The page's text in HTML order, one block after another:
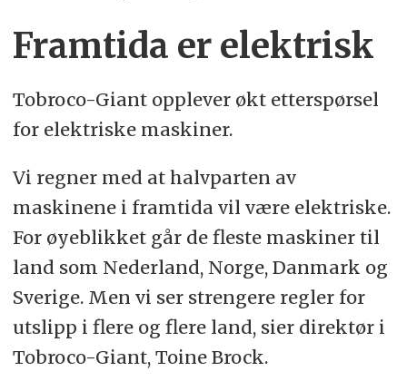
Framtida er elektrisk
Tobroco-Giant opplever økt etterspørsel
for elektriske maskiner.
Vi regner med at halvparten av
maskinene i framtida vil være elektriske.
For øyeblikket går de fleste maskiner til
land som Nederland, Norge, Danmark og
Sverige. Men vi ser strengere regler for
utslipp i flere og flere land, sier direktør i
Tobroco-Giant, Toine Brock.